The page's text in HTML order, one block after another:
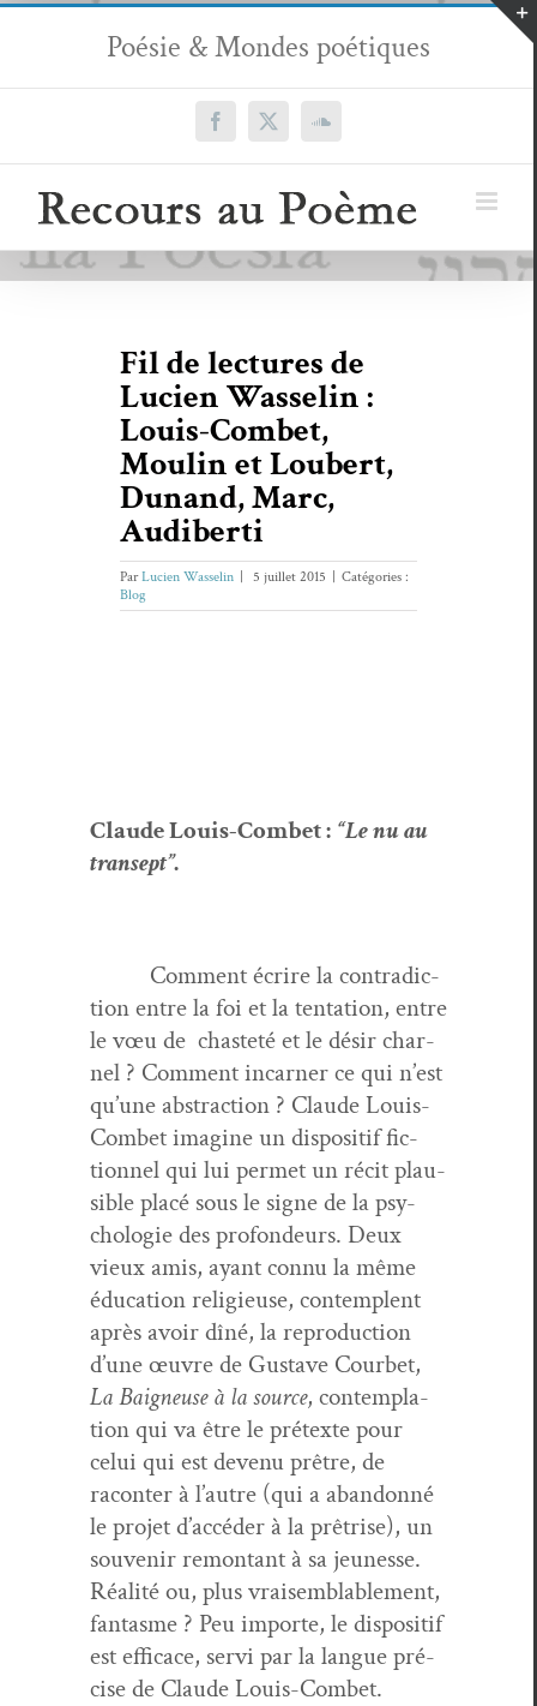
Passer
contenu
Poésie & Mondes poétiques
Facebook
X SoundCloud
Fil de lectures de
Lucien Wasselin :
Louis-Combet,
Moulin et Loubert,
Dunand, Marc,
Audiberti
ParLucien Wasselin 5 juillet 2015
Catégories :
Blog
Claude Louis-Com­bet : “Le nu au
transept”.
Com­ment écrire la con­tra­dic­
tion entre la foi et la ten­ta­tion, entre
le vœu de chasteté et le désir char­
nel ? Com­ment incar­n­er ce qui n’est
qu’une abstrac­tion ? Claude Louis-
Com­bet imag­ine un dis­posi­tif fic­
tion­nel qui lui per­met un réc­it plau­
si­ble placé sous le signe de la psy­
cholo­gie des pro­fondeurs. Deux
vieux amis, ayant con­nu la même
édu­ca­tion religieuse, con­tem­plent
après avoir dîné, la repro­duc­tion
d’une œuvre de Gus­tave Courbet,
La Baigneuse à la source, con­tem­pla­
tion qui va être le pré­texte pour
celui qui est devenu prêtre, de
racon­ter à l’autre (qui a aban­don­né
le pro­jet d’ac­céder à la prêtrise), un
sou­venir remon­tant à sa jeunesse.
Réal­ité ou, plus vraisem­blable­ment,
fan­tasme ? Peu importe, le dis­posi­tif
est effi­cace, servi par la langue pré­
cise de Claude Louis-Combet.